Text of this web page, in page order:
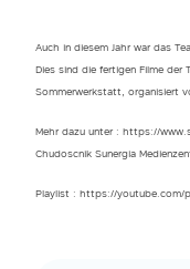
Auch in diesem Jahr war das
Dies sind die fertigen Filme der
Sommerwerkstatt, organisiert
Mehr dazu unter : https://
Chudoscnik Sunergia
Playlist : https://youtube.com/